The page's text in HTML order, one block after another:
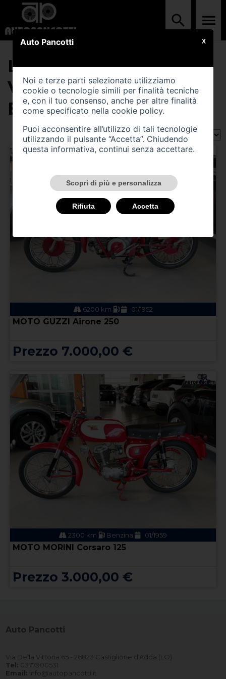
LA LISTA CONTIENE (2)
VEICOLI DI TIPO
EPOCA
Ordina per:
6200 km 01/1952
MOTO GUZZI Airone 250
Prezzo 7.000,00 €
2300 km Benzina 01/1959
MOTO MORINI Corsaro 125
Prezzo 3.000,00 €
Auto Pancotti
Via Della Vittoria 65 - 26823 Castiglione d'Adda (LO)
Tel: 0377900531
Email: info@autopancotti.it
Auto Pancotti
Noi e terze parti selezionate utilizziamo
cookie o tecnologie simili per finalità tecniche
e, con il tuo consenso, anche per altre finalità
come specificato nella cookie policy.
Puoi acconsentire all’utilizzo di tali tecnologie
utilizzando il pulsante “Accetta”. Chiudendo
questa informativa, continui senza accettare.
Scopri di più e personalizza
Rifiuta Accetta
X